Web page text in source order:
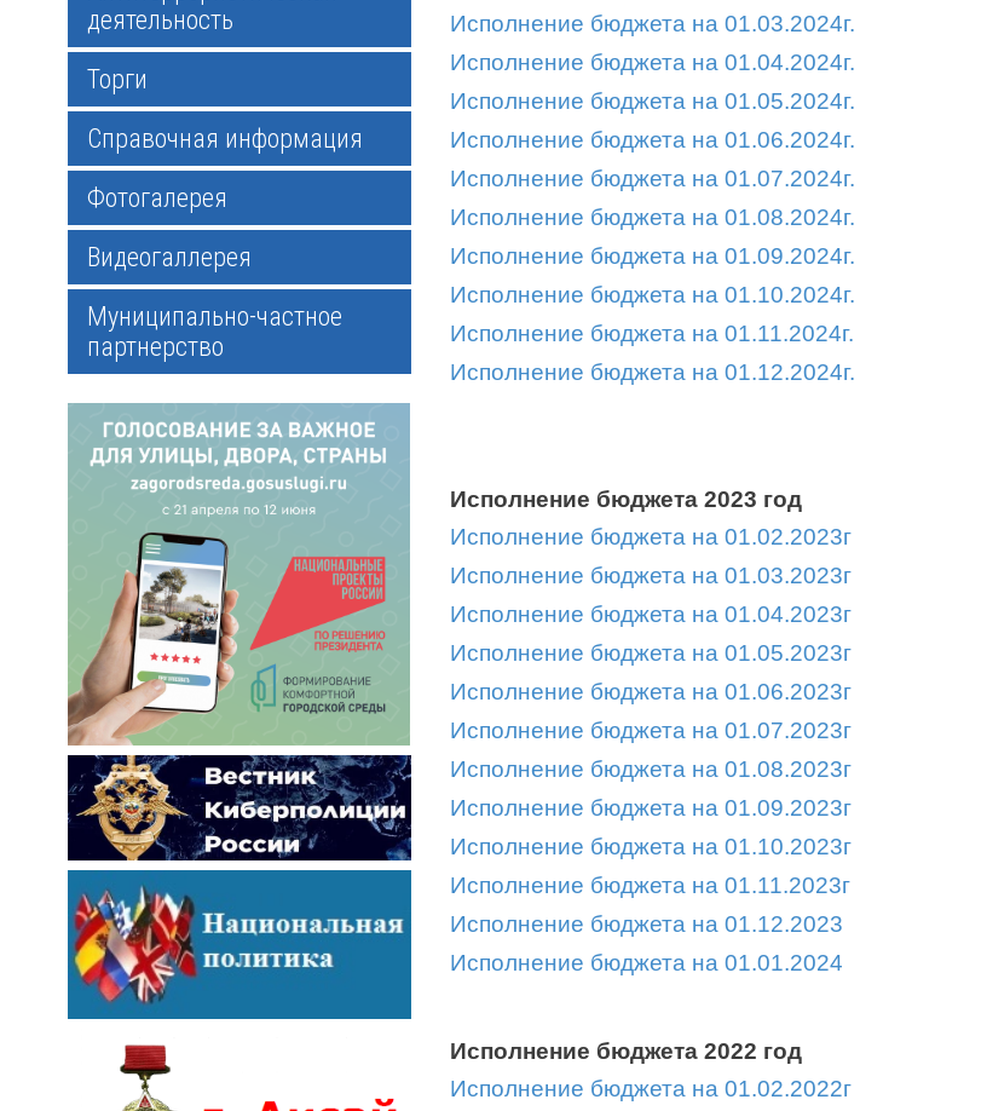
деятельность
Торги
Справочная информация
Фотогалерея
Видеогаллерея
Муниципально-частное
партнерство
Исполнение бюджета на 01.03.2024г.
Исполнение бюджета на 01.04.2024г.
Исполнение бюджета на 01.05.2024г.
Исполнение бюджета на 01.06.2024г.
Исполнение бюджета на 01.07.2024г.
Исполнение бюджета на 01.08.2024г.
Исполнение бюджета на 01.09.2024г.
Исполнение бюджета на 01.10.2024г.
Исполнение бюджета на 01.11.2024г.
Исполнение бюджета на 01.12.2024г.
Исполнение бюджета 2023 год
Исполнение бюджета на 01.02.2023г
Исполнение бюджета на 01.03.2023г
Исполнение бюджета на 01.04.2023г
Исполнение бюджета на 01.05.2023г
Исполнение бюджета на 01.06.2023г
Исполнение бюджета на 01.07.2023г
Исполнение бюджета на 01.08.2023г
Исполнение бюджета на 01.09.2023г
Исполнение бюджета на 01.10.2023г
Исполнение бюджета на 01.11.2023г
Исполнение бюджета на 01.12.2023
Исполнение бюджета на 01.01.2024
Исполнение бюджета 2022 год
Исполнение бюджета на 01.02.2022г